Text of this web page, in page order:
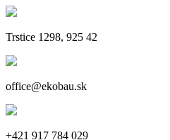
Trstice 1298, 925 42
office@ekobau.sk
+421 917 784 029